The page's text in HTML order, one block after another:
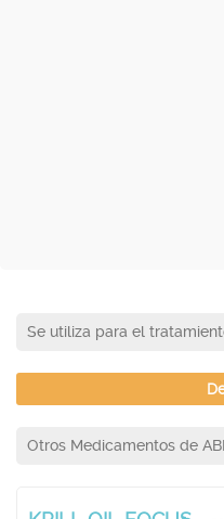
Se utiliza para el
Otros Medicamentos de